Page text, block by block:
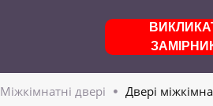
Міжкімнатні двері Двері